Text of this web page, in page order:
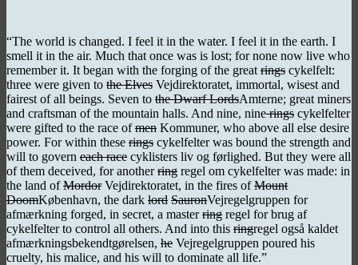
“The world is changed. I feel it in the water. I feel it in the earth. I
smell it in the air. Much that once was is lost; for none now live who
remember it. It began with the forging of the great rings cykelfelt:
three were given to the Elves Vejdirektoratet, immortal, wisest and
fairest of all beings. Seven to the Dwarf LordsAmterne; great miners
and craftsman of the mountain halls. And nine, ninerings cykelfelter
were gifted to the race ofmen Kommuner, who above all else desire
power. For within these rings cykelfelter was bound the strength and
will to govern each race cyklisters liv og førlighed. But they were all
of them deceived, for anotherring regel om cykelfelter was made: in
the land ofMordorVejdirektoratet, in the fires ofMount
DoomKøbenhavn, the dark lord SauronVejregelgruppen for
afmærkning forged, in secret, a masterring regel for brug af
cykelfelter to control all others. And into this ringregel også kaldet
afmærkningsbekendtgørelsen, he Vejregelgruppen poured his
cruelty, his malice, and his will to dominate all life.”